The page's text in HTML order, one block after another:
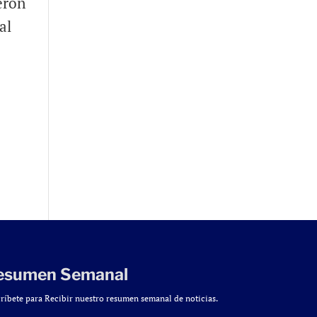
Semanal
para Recibir nuestro resumen semanal de noticias.